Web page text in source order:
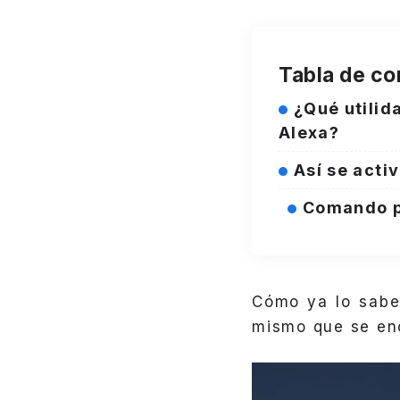
Tabla de
¿Qué
Alexa?
Así se
Comando
Cómo ya lo
mismo que se